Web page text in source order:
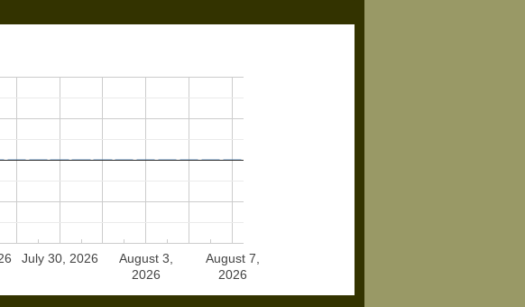
July 30, 2026
August 3,
2026
August 7,
2026